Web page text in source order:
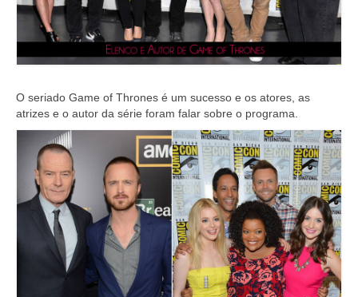
O seriado Game of Thrones é um sucesso e os atores, as
atrizes e o autor da série foram falar sobre o programa.